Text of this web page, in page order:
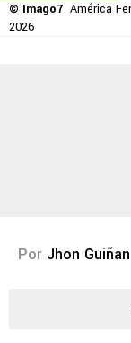
© Imago7 América
2026
Por Jhon Guiñan